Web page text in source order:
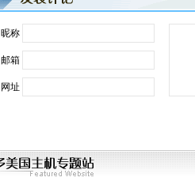
昵称
邮箱
网址